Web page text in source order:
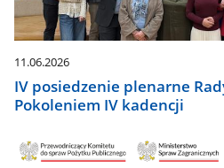
11.06.2026
IV posiedzenie plenarne
Pokoleniem IV kadencji